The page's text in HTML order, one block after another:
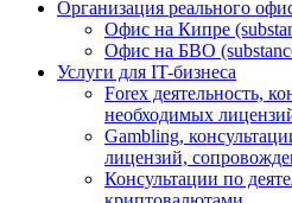
Организация реального
Офис на Кипре
Офис на БВО
Услуги для IT-бизнеса
Forex деятельность,
необходимых
Gambling,
лицензий,
Консультации по